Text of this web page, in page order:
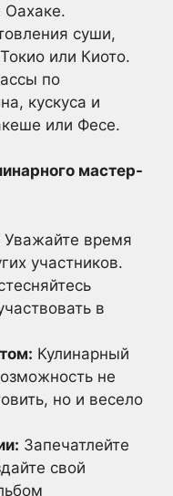
Оахаке.
суши,
или Киото.
по
кускуса и
или Фесе.
мастер-
Уважайте время
участников.
в
Кулинарный
не
но и весело
Запечатлейте
свой